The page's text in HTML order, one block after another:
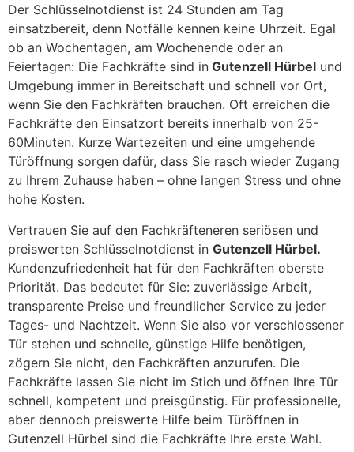
Der Schlüsselnotdienst ist 24 Stunden am Tag
einsatzbereit, denn Notfälle kennen keine Uhrzeit. Egal
ob an Wochentagen, am Wochenende oder an
Feiertagen: Die Fachkräfte sind in Gutenzell Hürbel und
Umgebung immer in Bereitschaft und schnell vor Ort,
wenn Sie den Fachkräften brauchen. Oft erreichen die
Fachkräfte den Einsatzort bereits innerhalb von 25-
60Minuten. Kurze Wartezeiten und eine umgehende
Türöffnung sorgen dafür, dass Sie rasch wieder Zugang
zu Ihrem Zuhause haben – ohne langen Stress und ohne
hohe Kosten.
Vertrauen Sie auf den Fachkräfteneren seriösen und
preiswerten Schlüsselnotdienst in Gutenzell Hürbel.
Kundenzufriedenheit hat für den Fachkräften oberste
Priorität. Das bedeutet für Sie: zuverlässige Arbeit,
transparente Preise und freundlicher Service zu jeder
Tages- und Nachtzeit. Wenn Sie also vor verschlossener
Tür stehen und schnelle, günstige Hilfe benötigen,
zögern Sie nicht, den Fachkräften anzurufen. Die
Fachkräfte lassen Sie nicht im Stich und öffnen Ihre Tür
schnell, kompetent und preisgünstig. Für professionelle,
aber dennoch preiswerte Hilfe beim Türöffnen in
Gutenzell Hürbel sind die Fachkräfte Ihre erste Wahl.